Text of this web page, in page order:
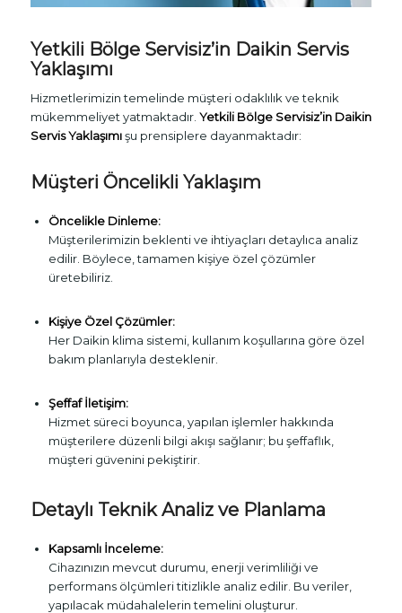
Yetkili Bölge Servisiz’in Daikin Servis
Yaklaşımı
Hizmetlerimizin temelinde müşteri odaklılık ve teknik
mükemmeliyet yatmaktadır. Yetkili Bölge Servisiz’in Daikin
Servis Yaklaşımışu prensiplere dayanmaktadır:
Müşteri Öncelikli Yaklaşım
Öncelikle Dinleme:
Müşterilerimizin beklenti ve ihtiyaçları detaylıca analiz
edilir. Böylece, tamamen kişiye özel çözümler
üretebiliriz.
Kişiye Özel Çözümler:
Her Daikin klima sistemi, kullanım koşullarına göre özel
bakım planlarıyla desteklenir.
Şeffaf İletişim:
Hizmet süreci boyunca, yapılan işlemler hakkında
müşterilere düzenli bilgi akışı sağlanır; bu şeffaflık,
müşteri güvenini pekiştirir.
Detaylı Teknik Analiz ve Planlama
Kapsamlı İnceleme:
Cihazınızın mevcut durumu, enerji verimliliği ve
performans ölçümleri titizlikle analiz edilir. Bu veriler,
yapılacak müdahalelerin temelini oluşturur.